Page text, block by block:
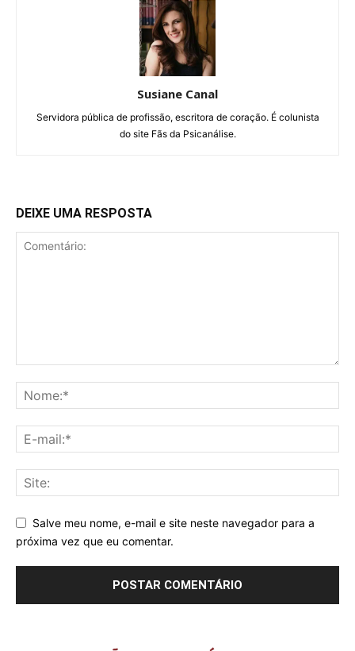
Susiane Canal
Servidora pública de profissão, escritora de coração. É colunista
do site Fãs da Psicanálise.
DEIXE UMA RESPOSTA
Salve meu nome, e-mail e site neste navegador para a
próxima vez que eu comentar.